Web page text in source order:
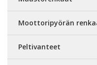
Moottoripyörän
Peltivanteet